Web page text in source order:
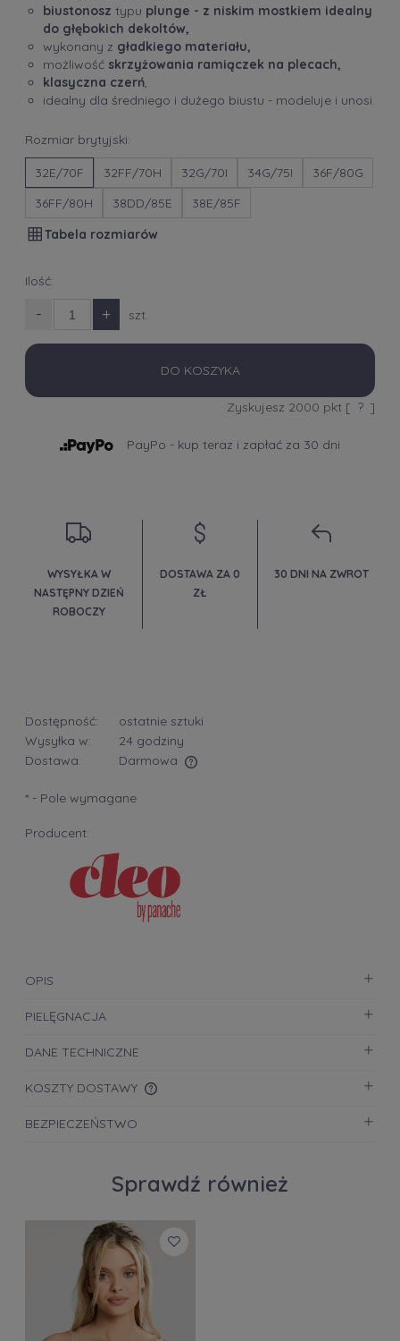
biustonosz typu plunge - z niskim mostkiem idealny
do głębokich dekoltów,
wykonany z gładkiego materiału,
możliwość skrzyżowania ramiączek na plecach,
klasyczna czerń,
idealny dla średniego i dużego biustu - modeluje i unosi.
Rozmiar brytyjski:
32E/70F 32FF/70H 32G/70I 34G/75I
36F/80G
36FF/80H
38DD/85E
38E/85F
Tabela rozmiarów
Ilość:
- + szt.
DO KOSZYKA
Zyskujesz 2000 pkt [ ? ]
PayPo - kup teraz i zapłać za 30 dni
WYSYŁKA W
NASTĘPNY DZIEŃ
ROBOCZY
DOSTAWA ZA 0
ZŁ
30 DNI NA ZWROT
Dostępność:
ostatnie sztuki
Wysyłka w:
24 godziny
Dostawa:
Darmowa
* - Pole wymagane
Producent:
OPIS
PIELĘGNACJA
DANE TECHNICZNE
KOSZTY DOSTAWY
PŁATNOŚCI
BEZPIECZEŃSTWO
Sprawdź również